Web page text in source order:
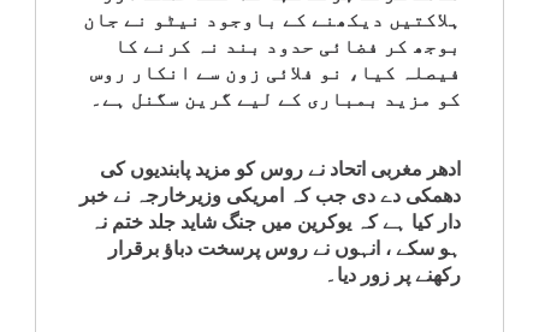
ہلاکتیں دیکھنے کے باوجود نیٹو نے جان
بوجھ کر فضائی حدود بند نہ کرنے کا
فیصلہ کیا، نو فلائی زون سے انکار روس
کو مزید بمباری کے لیے گرین سگنل ہے۔
ادھر مغربی اتحاد نے روس کو مزید پابندیوں کی
دھمکی دے دی جب کہ امریکی وزیرخارجہ نے خبر
دار کیا ہے کہ یوکرین میں جنگ شاید جلد ختم نہ
ہو سکے ، انہوں نے روس پرسخت دباؤ برقرار
رکھنے پر زور دیا۔